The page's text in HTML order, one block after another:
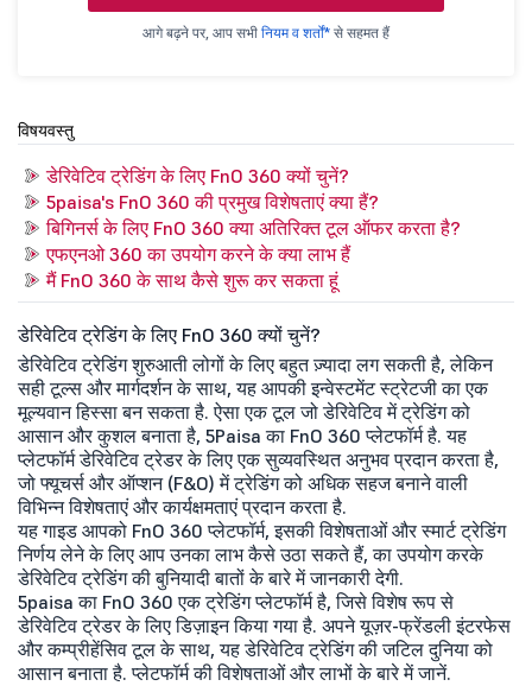
आगे बढ़ने पर, आप सभी नियम व शर्तों* से सहमत हैं
विषयवस्तु
डेरिवेटिव ट्रेडिंग के लिए FnO 360 क्यों चुनें?
5paisa's FnO 360 की प्रमुख विशेषताएं क्या हैं?
बिगिनर्स के लिए FnO 360 क्या अतिरिक्त टूल ऑफर करता है?
एफएनओ 360 का उपयोग करने के क्या लाभ हैं
मैं FnO 360 के साथ कैसे शुरू कर सकता हूं
डेरिवेटिव ट्रेडिंग के लिए FnO 360 क्यों चुनें?
डेरिवेटिव ट्रेडिंग शुरुआती लोगों के लिए बहुत ज़्यादा लग सकती है, लेकिन
सही टूल्स और मार्गदर्शन के साथ, यह आपकी इन्वेस्टमेंट स्ट्रेटजी का एक
मूल्यवान हिस्सा बन सकता है. ऐसा एक टूल जो डेरिवेटिव में ट्रेडिंग को
आसान और कुशल बनाता है, 5Paisa का FnO 360 प्लेटफॉर्म है. यह
प्लेटफॉर्म डेरिवेटिव ट्रेडर के लिए एक सुव्यवस्थित अनुभव प्रदान करता है,
जो फ्यूचर्स और ऑप्शन (F&O) में ट्रेडिंग को अधिक सहज बनाने वाली
विभिन्न विशेषताएं और कार्यक्षमताएं प्रदान करता है.
यह गाइड आपको FnO 360 प्लेटफॉर्म, इसकी विशेषताओं और स्मार्ट ट्रेडिंग
निर्णय लेने के लिए आप उनका लाभ कैसे उठा सकते हैं, का उपयोग करके
डेरिवेटिव ट्रेडिंग की बुनियादी बातों के बारे में जानकारी देगी.
5paisa का FnO 360 एक ट्रेडिंग प्लेटफॉर्म है, जिसे विशेष रूप से
डेरिवेटिव ट्रेडर के लिए डिज़ाइन किया गया है. अपने यूज़र-फ्रेंडली इंटरफेस
और कम्प्रीहेंसिव टूल के साथ, यह डेरिवेटिव ट्रेडिंग की जटिल दुनिया को
आसान बनाता है. प्लेटफॉर्म की विशेषताओं और लाभों के बारे में जानें.